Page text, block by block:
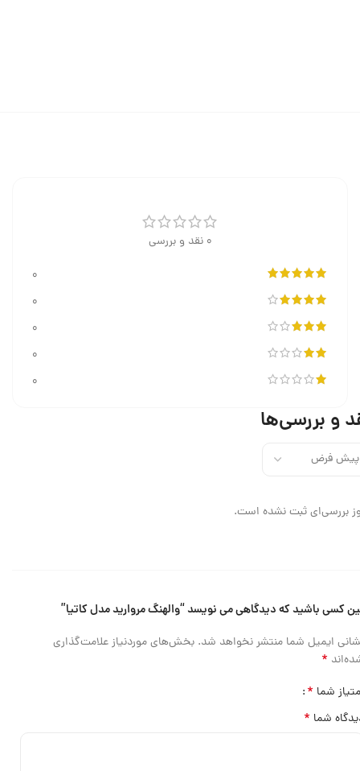
0 نقد و بررسی
0
0
0
0
0
و بررسی‌ها
بررسی‌ای ثبت نشده است.
کسی باشید که دیدگاهی می نویسد “والهنگ مروارید مدل کاتیا”
ایمیل شما منتشر نخواهد شد. بخش‌های موردنیاز علامت‌گذاری
*
شما *
شما *